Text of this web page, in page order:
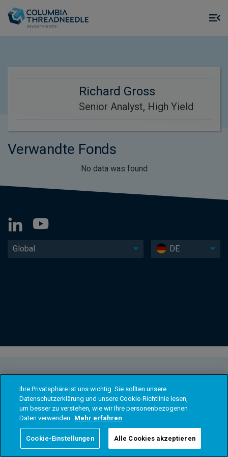
Richard Gross
Senior Analyst, High Yield
Verwandte Fonds
No data was found
Global DE
Ihre Privatsphäre ist uns wichtig. Sie sollten unsere
Datenschutzerklärung und unsere Cookie-Richtlinie lesen,
um besser zu verstehen, wie wir Ihre personenbezogenen
Daten verwenden. Mehr erfahren
Cookie-Einstellungen Alle Cookies akzeptieren